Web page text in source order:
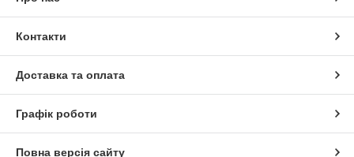
Контакти
Доставка та оплата
Графік роботи
Повна версія сайту